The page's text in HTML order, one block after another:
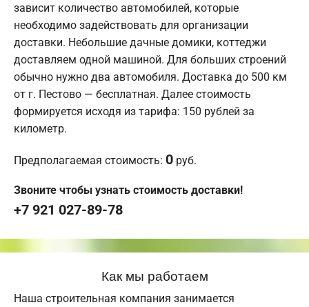
зависит количество автомобилей, которые
необходимо задействовать для организации
доставки. Небольшие дачные домики, коттеджи
доставляем одной машиной. Для больших строений
обычно нужно два автомобиля. Доставка до 500 км
от г. Пестово — бесплатная. Далее стоимость
формируется исходя из тарифа: 150 рублей за
километр.
Предполагаемая стоимость: 0 руб.
Звоните чтобы узнать стоимость доставки!
+7 921 027-89-78
Как мы работаем
Наша строительная компания занимается